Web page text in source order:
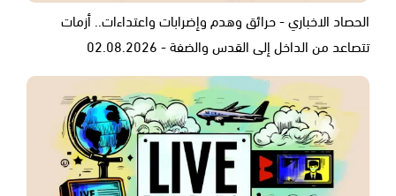
الحصاد الاخباري - حرائق وهدم وإضرابات واعتداءات.. أزمات
تتصاعد من الداخل إلى القدس والضفة - 02.08.2026